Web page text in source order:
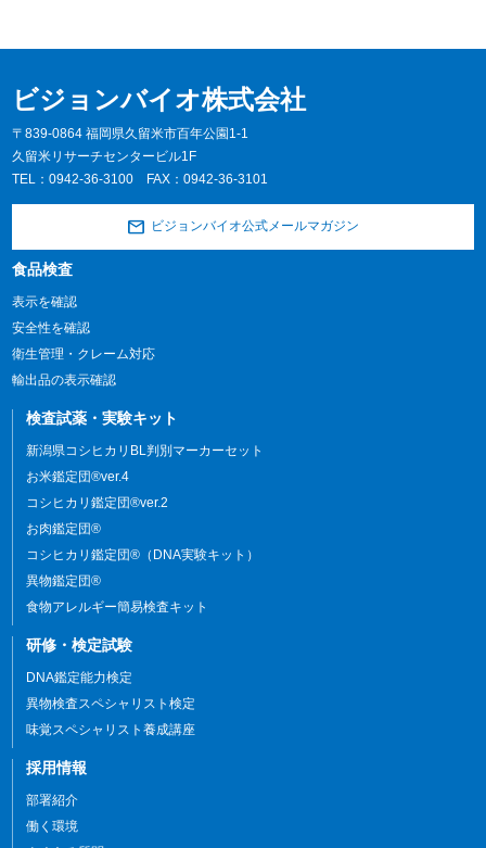
ビジョンバイオ株式会社
〒839-0864 福岡県久留米市百年公園1-1
久留米リサーチセンタービル1F
TEL：0942-36-3100 FAX：0942-36-3101
ビジョンバイオ公式メールマガジン
食品検査
表示を確認
安全性を確認
衛生管理・クレーム対応
輸出品の表示確認
検査試薬・実験キット
新潟県コシヒカリBL判別マーカーセット
お米鑑定団®ver.4
コシヒカリ鑑定団®ver.2
お肉鑑定団®
コシヒカリ鑑定団®（DNA実験キット）
異物鑑定団®
食物アレルギー簡易検査キット
研修・検定試験
DNA鑑定能力検定
異物検査スペシャリスト検定
味覚スペシャリスト養成講座
採用情報
部署紹介
働く環境